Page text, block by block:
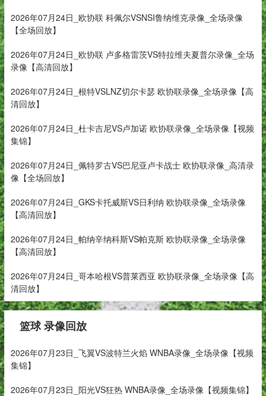
2026年07月24日_欧协联 科佩尔VSNSI鲁纳维克录像_全场录像
【全场回放】
2026年07月24日_欧协联 卢多格雷茨VS特拉维夫夏普尔录像_全场
录像【高清回放】
2026年07月24日_根特VSLNZ切尔卡瑟 欧协联录像_全场录像【高
清回放】
2026年07月24日_杜卡吉尼VS卢加诺 欧协联录像_全场录像【视频
集锦】
2026年07月24日_佩特罗古VS巴尼亚卢卡战士 欧协联录像_高清录
像【全场回放】
2026年07月24日_GKS卡托威斯VS日利纳 欧协联录像_全场录像
【高清回放】
2026年07月24日_帕纳辛纳科斯VS帕克斯 欧协联录像_全场录像
【高清回放】
2026年07月24日_哥本哈根VS普莱西亚 欧协联录像_全场录像【高
清回放】
篮球 录像回放
2026年07月23日_飞翼VS波特兰火焰 WNBA录像_全场录像【视频
集锦】
2026年07月23日_阳光VS狂热 WNBA录像_全场录像【视频集锦】